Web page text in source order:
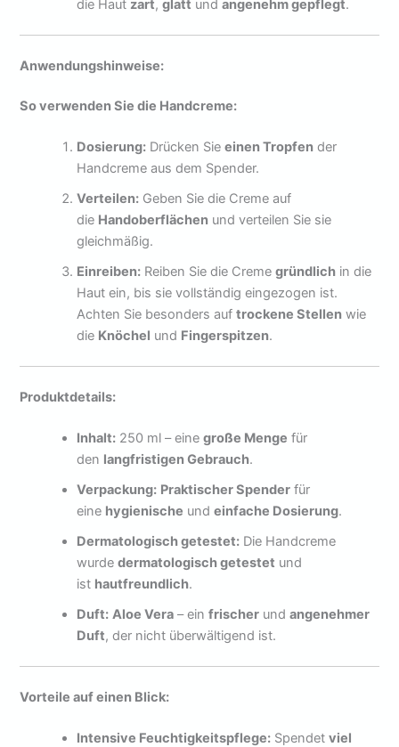
die Haut zart,glatt undangenehm gepflegt.
Anwendungshinweise:
So verwenden Sie die Handcreme:
Dosierung: Drücken Sieeinen Tropfen der
Handcreme aus dem Spender.
Verteilen: Geben Sie die Creme auf
die Handoberflächen und verteilen Sie sie
gleichmäßig.
Einreiben: Reiben Sie die Cremegründlich in die
Haut ein, bis sie vollständig eingezogen ist.
Achten Sie besonders auftrockene Stellen wie
die Knöchel und Fingerspitzen.
Produktdetails:
Inhalt: 250 ml – einegroße Menge für
den langfristigen Gebrauch.
Verpackung: Praktischer Spender für
eine hygienische undeinfache Dosierung.
Dermatologisch getestet: Die Handcreme
wurdedermatologisch getestet und
ist hautfreundlich.
Duft: Aloe Vera – einfrischer undangenehmer
Duft, der nicht überwältigend ist.
Vorteile auf einen Blick:
Intensive Feuchtigkeitspflege: Spendetviel